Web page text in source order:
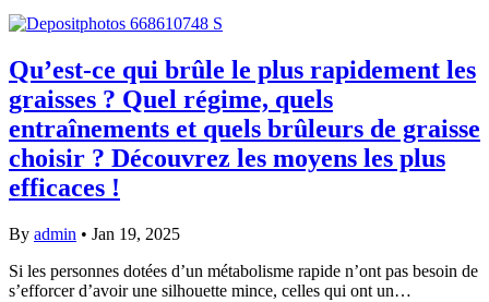
Qu’est-ce qui brûle le plus rapidement les
graisses ? Quel régime, quels
entraînements et quels brûleurs de graisse
choisir ? Découvrez les moyens les plus
efficaces !
By admin • Jan 19, 2025
Si les personnes dotées d’un métabolisme rapide n’ont pas besoin de
s’efforcer d’avoir une silhouette mince, celles qui ont un…